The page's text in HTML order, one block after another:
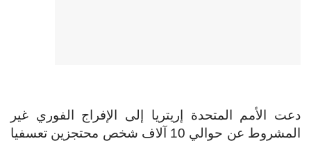
دعت الأمم المتحدة إريتريا إلى الإفراج الفوري غير
المشروط عن حوالي 10 آلاف شخص محتجزين تعسفيا